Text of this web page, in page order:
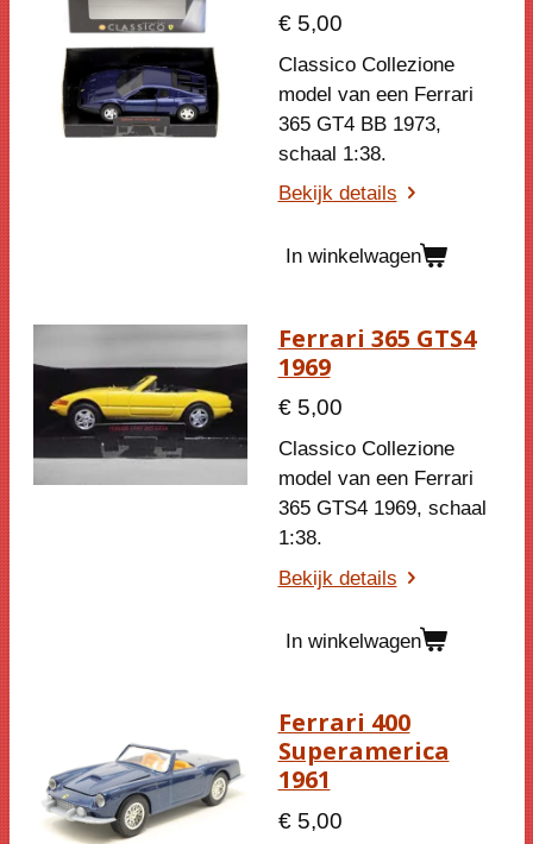
€ 5,00
Classico Collezione
model van een Ferrari
365 GT4 BB 1973,
schaal 1:38.
Bekijk details
In winkelwagen
Ferrari 365 GTS4
1969
€ 5,00
Classico Collezione
model van een Ferrari
365 GTS4 1969, schaal
1:38.
Bekijk details
In winkelwagen
Ferrari 400
Superamerica
1961
€ 5,00